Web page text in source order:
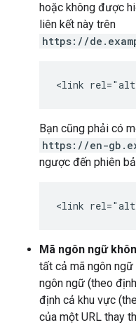
hoặc không được
liên kết này trên
https://
<link
Bạn cũng phải có
https://en-
ngược đến phiên
<link
Mã ngôn ngữ
tất cả mã ngôn
ngôn ngữ (theo
định cả khu vực
của một URL thay